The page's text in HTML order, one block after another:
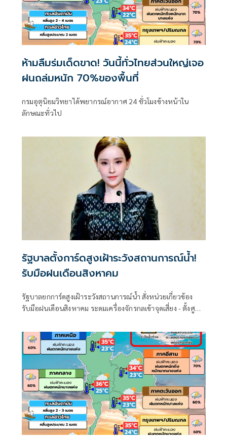
ห้ามลืมร่มเด็ดขาด! วันนี้ทั่วไทยส่วนใหญ่เจอ
ฝนถล่มหนัก 70%ของพื้นที่
กรมอุตุนิยมวิทยาได้พยากรณ์อากาศ 24 ชั่วโมงข้างหน้าใน
ลักษณะทั่วไป
รัฐบาลตั้งการ์ดสูงเฝ้าระวังสถานการณ์น้ำ!
รับมือฝนเดือนสิงหาคม
รัฐบาลยกการ์ดสูงเฝ้าระวังสถานการณ์น้ำ สั่งหน่วยเกี่ยวข้อง
รับมือฝนเดือนสิงหาคม ระดมเครื่องจักรกลเข้าจุดเสี่ยง - ตั้งศูนย์